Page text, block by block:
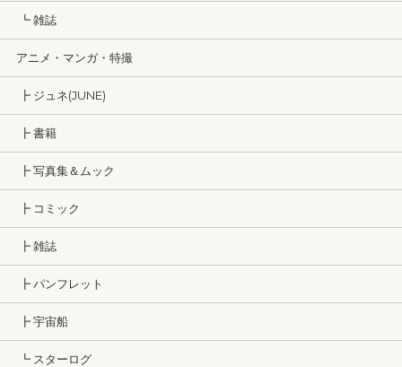
┗ 雑誌
アニメ・マンガ・特撮
┣ ジュネ(JUNE)
┣ 書籍
┣ 写真集＆ムック
┣ コミック
┣ 雑誌
┣ パンフレット
┣ 宇宙船
┗ スターログ